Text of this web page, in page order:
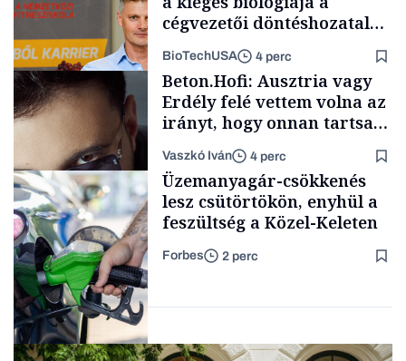
Podcast
Content Lab HUB
cégvezetői döntéshozatal
BioTechUSA 4 perc
Forbes-sztori
Beton.Hofi: Ausztria vagy
Erdély felé vettem volna az
irányt, hogy onnan tartsam
lélegeztetőgépen a magyar
zenét
Vaszkó Iván 4 perc
Üzemanyagár-csökkenés
lesz csütörtökön, enyhül a
feszültség a Közel-Keleten
Forbes 2 perc